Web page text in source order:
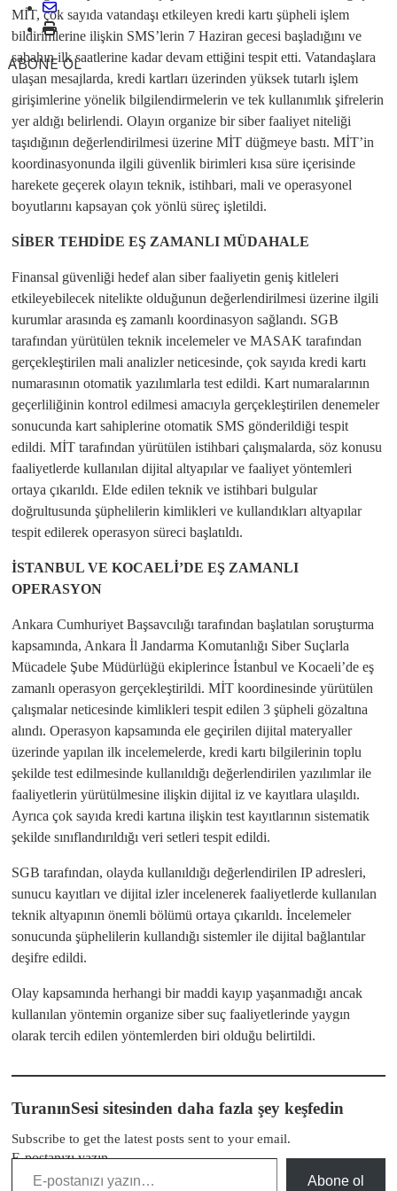
ABONE OL
MİT, çok sayıda vatandaşı etkileyen kredi kartı şüpheli işlem
bildirimlerine ilişkin SMS’lerin 7 Haziran gecesi başladığını ve
sabahın ilk saatlerine kadar devam ettiğini tespit etti. Vatandaşlara
ulaşan mesajlarda, kredi kartları üzerinden yüksek tutarlı işlem
girişimlerine yönelik bilgilendirmelerin ve tek kullanımlık şifrelerin
yer aldığı belirlendi. Olayın organize bir siber faaliyet niteliği
taşıdığının değerlendirilmesi üzerine MİT düğmeye bastı. MİT’in
koordinasyonunda ilgili güvenlik birimleri kısa süre içerisinde
harekete geçerek olayın teknik, istihbari, mali ve operasyonel
boyutlarını kapsayan çok yönlü süreç işletildi.
SİBER TEHDİDE EŞ ZAMANLI MÜDAHALE
Finansal güvenliği hedef alan siber faaliyetin geniş kitleleri
etkileyebilecek nitelikte olduğunun değerlendirilmesi üzerine ilgili
kurumlar arasında eş zamanlı koordinasyon sağlandı. SGB
tarafından yürütülen teknik incelemeler ve MASAK tarafından
gerçekleştirilen mali analizler neticesinde, çok sayıda kredi kartı
numarasının otomatik yazılımlarla test edildi. Kart numaralarının
geçerliliğinin kontrol edilmesi amacıyla gerçekleştirilen denemeler
sonucunda kart sahiplerine otomatik SMS gönderildiği tespit
edildi. MİT tarafından yürütülen istihbari çalışmalarda, söz konusu
faaliyetlerde kullanılan dijital altyapılar ve faaliyet yöntemleri
ortaya çıkarıldı. Elde edilen teknik ve istihbari bulgular
doğrultusunda şüphelilerin kimlikleri ve kullandıkları altyapılar
tespit edilerek operasyon süreci başlatıldı.
İSTANBUL VE KOCAELİ’DE EŞ ZAMANLI
OPERASYON
Ankara Cumhuriyet Başsavcılığı tarafından başlatılan soruşturma
kapsamında, Ankara İl Jandarma Komutanlığı Siber Suçlarla
Mücadele Şube Müdürlüğü ekiplerince İstanbul ve Kocaeli’de eş
zamanlı operasyon gerçekleştirildi. MİT koordinesinde yürütülen
çalışmalar neticesinde kimlikleri tespit edilen 3 şüpheli gözaltına
alındı. Operasyon kapsamında ele geçirilen dijital materyaller
üzerinde yapılan ilk incelemelerde, kredi kartı bilgilerinin toplu
şekilde test edilmesinde kullanıldığı değerlendirilen yazılımlar ile
faaliyetlerin yürütülmesine ilişkin dijital iz ve kayıtlara ulaşıldı.
Ayrıca çok sayıda kredi kartına ilişkin test kayıtlarının sistematik
şekilde sınıflandırıldığı veri setleri tespit edildi.
SGB tarafından, olayda kullanıldığı değerlendirilen IP adresleri,
sunucu kayıtları ve dijital izler incelenerek faaliyetlerde kullanılan
teknik altyapının önemli bölümü ortaya çıkarıldı. İncelemeler
sonucunda şüphelilerin kullandığı sistemler ile dijital bağlantılar
deşifre edildi.
Olay kapsamında herhangi bir maddi kayıp yaşanmadığı ancak
kullanılan yöntemin organize siber suç faaliyetlerinde yaygın
olarak tercih edilen yöntemlerden biri olduğu belirtildi.
TuranınSesi sitesinden daha fazla şey keşfedin
Subscribe to get the latest posts sent to your email.
E-postanızı yazın…
Abone ol